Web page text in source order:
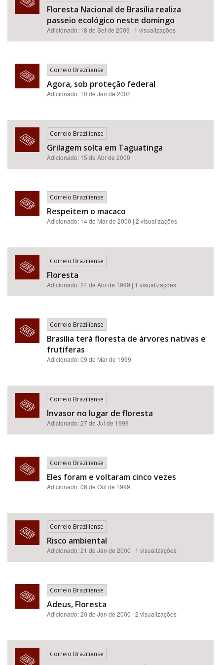
Floresta Nacional de Brasília realiza
passeio ecológico neste domingo
Adicionado: 18 de Set de 2009 | 1 visualizações
Correio Braziliense
Agora, sob proteção federal
Adicionado: 10 de Jan de 2002
Correio Braziliense
Grilagem solta em Taguatinga
Adicionado: 15 de Abr de 2000
Correio Braziliense
Respeitem o macaco
Adicionado: 14 de Mar de 2000 | 2 visualizações
Correio Braziliense
Floresta
Adicionado: 24 de Abr de 1999 | 1 visualizações
Correio Braziliense
Brasília terá floresta de árvores nativas e
frutíferas
Adicionado: 09 de Mar de 1999
Correio Braziliense
Invasor no lugar de floresta
Adicionado: 27 de Jul de 1999
Correio Braziliense
Eles foram e voltaram cinco vezes
Adicionado: 06 de Out de 1999
Correio Braziliense
Risco ambiental
Adicionado: 21 de Jan de 2000 | 1 visualizações
Correio Braziliense
Adeus, Floresta
Adicionado: 20 de Jan de 2000 | 2 visualizações
Correio Braziliense